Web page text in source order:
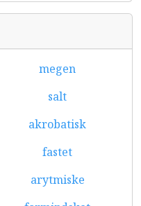
megen
salt
akrobatisk
fastet
arytmiske